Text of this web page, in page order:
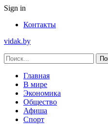
Sign in
Контакты
vidak.by
Главная
В мире
Экономика
Общество
Афиша
Спорт